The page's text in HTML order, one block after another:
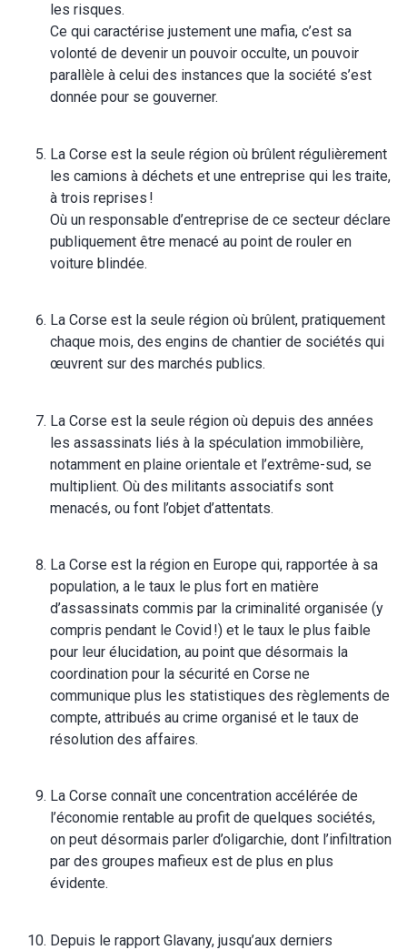
les risques.
Ce qui caractérise justement une mafia, c’est sa
volonté de devenir un pouvoir occulte, un pouvoir
parallèle à celui des instances que la société s’est
donnée pour se gouverner.
La Corse est la seule région où brûlent régulièrement
les camions à déchets et une entreprise qui les traite,
à trois reprises !
Où un responsable d’entreprise de ce secteur déclare
publiquement être menacé au point de rouler en
voiture blindée.
La Corse est la seule région où brûlent, pratiquement
chaque mois, des engins de chantier de sociétés qui
œuvrent sur des marchés publics.
La Corse est la seule région où depuis des années
les assassinats liés à la spéculation immobilière,
notamment en plaine orientale et l’extrême-sud, se
multiplient. Où des militants associatifs sont
menacés, ou font l’objet d’attentats.
La Corse est la région en Europe qui, rapportée à sa
population, a le taux le plus fort en matière
d’assassinats commis par la criminalité organisée (y
compris pendant le Covid !) et le taux le plus faible
pour leur élucidation, au point que désormais la
coordination pour la sécurité en Corse ne
communique plus les statistiques des règlements de
compte, attribués au crime organisé et le taux de
résolution des affaires.
La Corse connaît une concentration accélérée de
l’économie rentable au profit de quelques sociétés,
on peut désormais parler d’oligarchie, dont l’infiltration
par des groupes mafieux est de plus en plus
évidente.
Depuis le rapport Glavany, jusqu’aux derniers